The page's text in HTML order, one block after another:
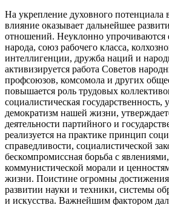
На укрепление духовного потенциала
влияние оказывает дальнейшее
отношений. Неуклонно упрочиваются
народа, союз рабочего класса,
интеллигенции, дружба наций и
активизируется работа Советов
профсоюзов, комсомола и других
повышается роль трудовых
социалистическая государственность,
демократизм нашей жизни,
деятельности партийного и
реализуется на практике принцип
справедливости, социалистической
бескомпромиссная борьба с
коммунистической морали и ценностям
жизни. Поистине огромны
развитии науки и техники, системы
и искусства. Важнейшим фактором